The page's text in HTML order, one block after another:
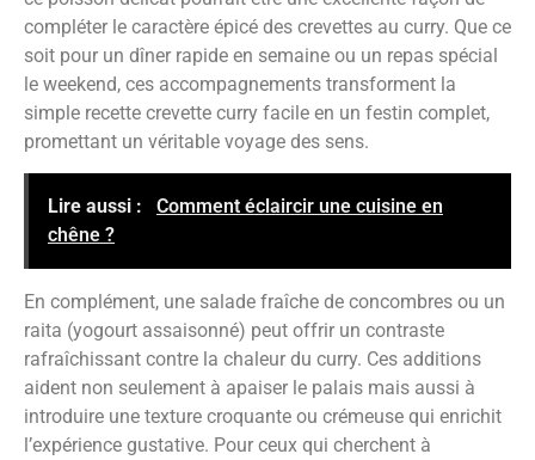
compléter le caractère épicé des crevettes au curry. Que ce
soit pour un dîner rapide en semaine ou un repas spécial
le weekend, ces accompagnements transforment la
simple recette crevette curry facile en un festin complet,
promettant un véritable voyage des sens.
Lire aussi :
Comment éclaircir une cuisine en
chêne ?
En complément, une salade fraîche de concombres ou un
raita (yogourt assaisonné) peut offrir un contraste
rafraîchissant contre la chaleur du curry. Ces additions
aident non seulement à apaiser le palais mais aussi à
introduire une texture croquante ou crémeuse qui enrichit
l’expérience gustative. Pour ceux qui cherchent à